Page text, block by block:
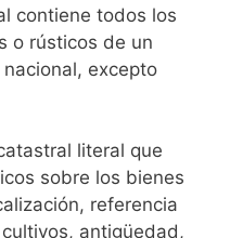
contiene todos los
o rústicos de un
excepto
literal que
sobre los bienes
referencia
antigüedad,